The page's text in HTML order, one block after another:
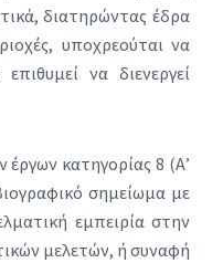
διατηρώντας έδρα
υποχρεούται να
να διενεργεί
κατηγορίας 8 (Α’
σημείωμα με
εμπειρία στην
μελετών, ή συναφή